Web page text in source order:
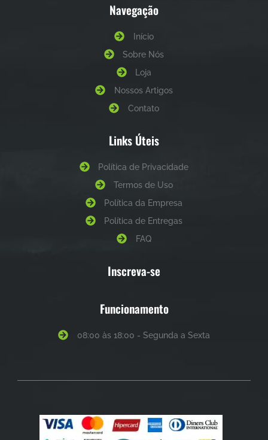
Navegação
Início
Sobre Nós
Loja
Nossos Artigos
Contato
Links Úteis
Política de Privacidade
Termos de Uso
Política da Empresa
Política de Entregas
FAQ
Inscreva-se
Funcionamento
08:00 às 18:00 - Segunda a Sexta